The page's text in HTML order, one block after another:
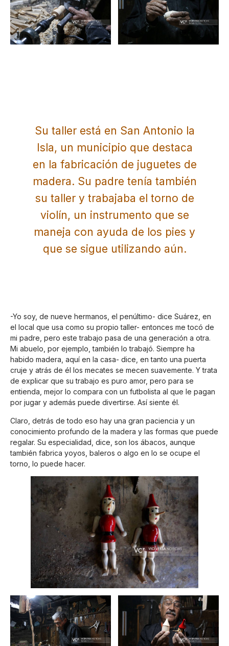
Su taller está en San Antonio la
Isla, un municipio que destaca
en la fabricación de juguetes de
madera. Su padre tenía también
su taller y trabajaba el torno de
violín, un instrumento que se
maneja con ayuda de los pies y
que se sigue utilizando aún.
-Yo soy, de nueve hermanos, el penúltimo- dice Suárez, en
el local que usa como su propio taller- entonces me tocó de
mi padre, pero este trabajo pasa de una generación a otra.
Mi abuelo, por ejemplo, también lo trabajó. Siempre ha
habido madera, aquí en la casa- dice, en tanto una puerta
cruje y atrás de él los mecates se mecen suavemente. Y trata
de explicar que su trabajo es puro amor, pero para se
entienda, mejor lo compara con un futbolista al que le pagan
por jugar y además puede divertirse. Así siente él.
Claro, detrás de todo eso hay una gran paciencia y un
conocimiento profundo de la madera y las formas que puede
regalar. Su especialidad, dice, son los ábacos, aunque
también fabrica yoyos, baleros o algo en lo se ocupe el
torno, lo puede hacer.